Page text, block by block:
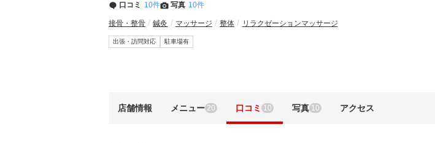
口コミ 10件 写真 10件
接骨・整骨 鍼灸 マッサージ 整体 リラクゼーションマッサージ
出張・訪問対応 駐車場有
店舗情報 メニュー 20 口コミ 10 写真 10 アクセス